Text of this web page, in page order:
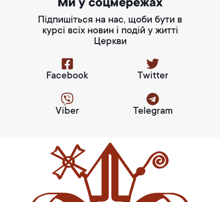
Ми у соцмережах
Підпишіться на нас, щоби бути в
курсі всіх новин і подій у житті
Церкви
Facebook Twitter
Viber Telegram